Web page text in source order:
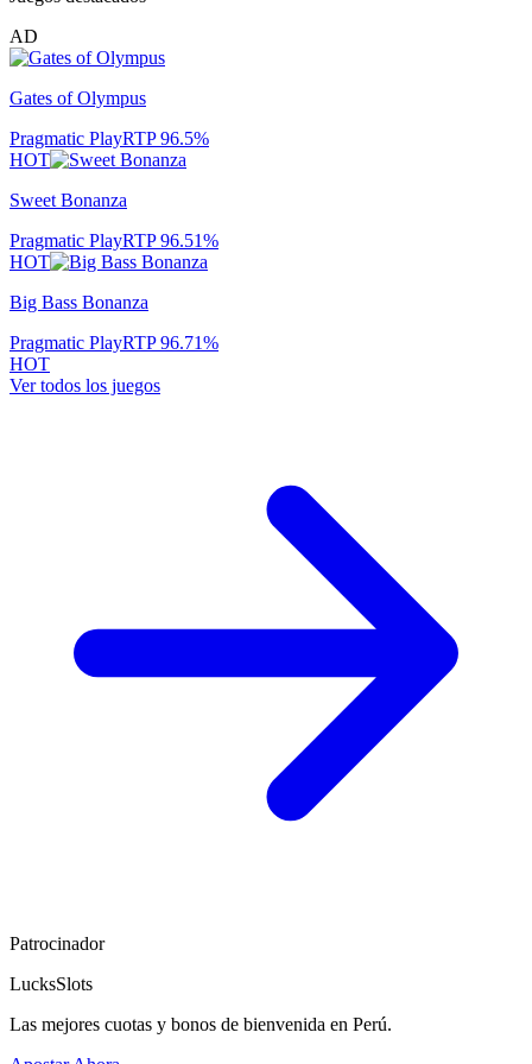
AD
Gates of Olympus
Pragmatic PlayRTP96.5%
HOT
Sweet Bonanza
Pragmatic PlayRTP96.51%
HOT
Big Bass Bonanza
Pragmatic PlayRTP96.71%
HOT
Ver todos los juegos
Patrocinador
LucksSlots
Las mejores cuotas y bonos de bienvenida en Perú.